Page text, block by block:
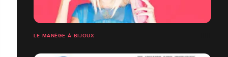
LE MANÈGE À BIJOUX